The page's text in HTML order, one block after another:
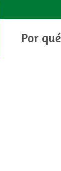
Por